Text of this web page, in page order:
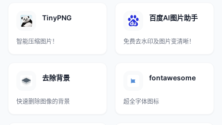
TinyPNG
智能压缩图片！
百度AI图片助手
免费去水印及图片变清晰！
去除背景
快速删除图像的背景
fontawesome
超全字体图标